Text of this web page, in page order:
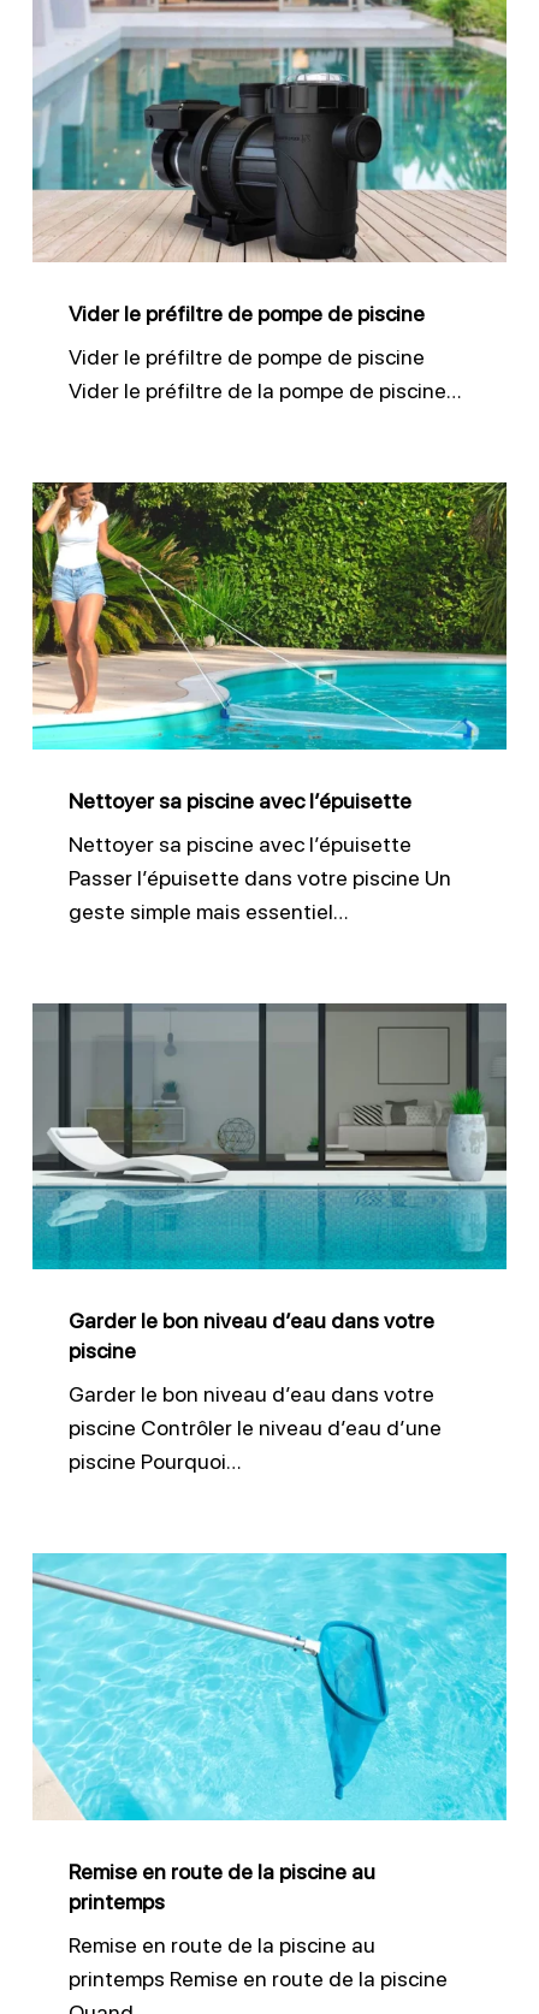
Vider
le
préfiltre
de
pompe
de
piscine
Vider le préfiltre de pompe de piscine
Vider le préfiltre de pompe de piscine
Vider le préfiltre de la pompe de piscine…
Nettoyer
sa
piscine
avec
l’épuisette
Nettoyer sa piscine avec l’épuisette
Nettoyer sa piscine avec l’épuisette
Passer l’épuisette dans votre piscine Un
geste simple mais essentiel…
niveau
d’eau
dans
votre
Garder le bon niveau d’eau dans votre
piscine
Garder le bon niveau d’eau dans votre
piscine Contrôler le niveau d’eau d’une
piscine Pourquoi…
Remise
en
route
de
la
piscine
Remise en route de la piscine au
printemps
Remise en route de la piscine au
printemps Remise en route de la piscine